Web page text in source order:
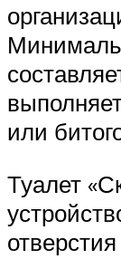
или
Туалет